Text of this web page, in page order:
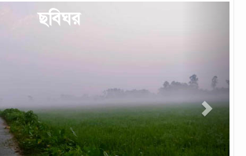
ছবিঘর